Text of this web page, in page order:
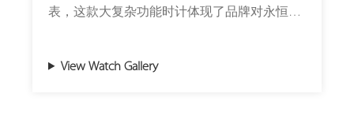
表，这款大复杂功能时计体现了品牌对永恒精
View Watch Gallery